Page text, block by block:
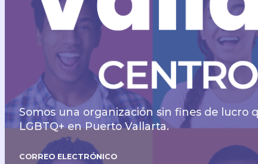
Somos una organización sin fines de lucro
LGBTQ+ en Puerto Vallarta.
CORREO ELECTRÓNICO